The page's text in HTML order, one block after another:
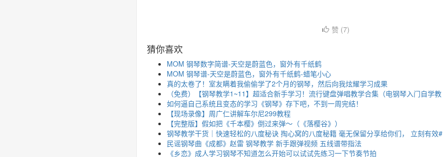
赞 (7)
猜你喜欢
MOM 钢琴数字简谱-天空是蔚蓝色，窗外有千纸鹤
MOM 钢琴谱-天空是蔚蓝色，窗外有千纸鹤-蜡笔小心
真的太卷了！室友瞒着我偷偷学了2个月的钢琴，然后向我炫耀学习成果
（免费）【钢琴教学1~11】超适合新手学习！流行键盘弹唱教学合集（电钢琴入门自学教
如何逼自己系统且变态的学习《钢琴》存下吧，不到一周完结！
【现场录像】周广仁讲解车尔尼299教程
【完整版】假如把《千本樱》倒过来弹～（《落樱谷》）
钢琴教学干货｜快速轻松的八度秘诀 掏心窝的八度秘籍 毫无保留分享给你们， 立刻有效#
民谣钢琴曲《成都》赵雷 钢琴教学 新手跟弹视频 五线谱带指法
《乡恋》成人学习钢琴不知道怎么开始可以试试先练习一下节奏节拍